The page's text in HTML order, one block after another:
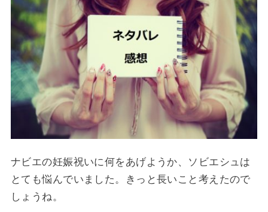
ナビエの妊娠祝いに何をあげようか、ソビエシュは
とても悩んでいました。きっと長いこと考えたので
しょうね。